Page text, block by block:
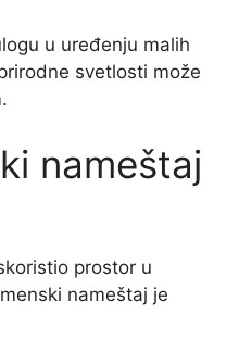
u uređenju malih
svetlosti može
nameštaj
prostor u
nameštaj je